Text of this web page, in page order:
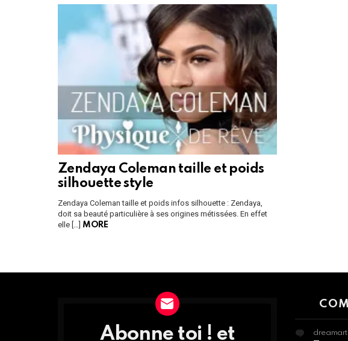
STORIES
Zendaya Coleman taille et poids
silhouette style
Zendaya Coleman taille et poids infos silhouette : Zendaya,
doit sa beauté particulière à ses origines métissées. En effet
elle […] MORE
DÉCOUVRE
Abonne toi ! et dreamart